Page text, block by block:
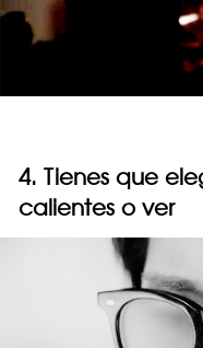
4. Tienes que
calientes o ver